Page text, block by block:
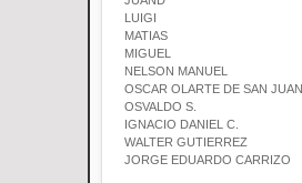
LUIGI
MATIAS
MIGUEL
NELSON MANUEL
OSCAR OLARTE DE SAN JUAN
OSVALDO S.
IGNACIO DANIEL C.
WALTER GUTIERREZ
JORGE EDUARDO CARRIZO